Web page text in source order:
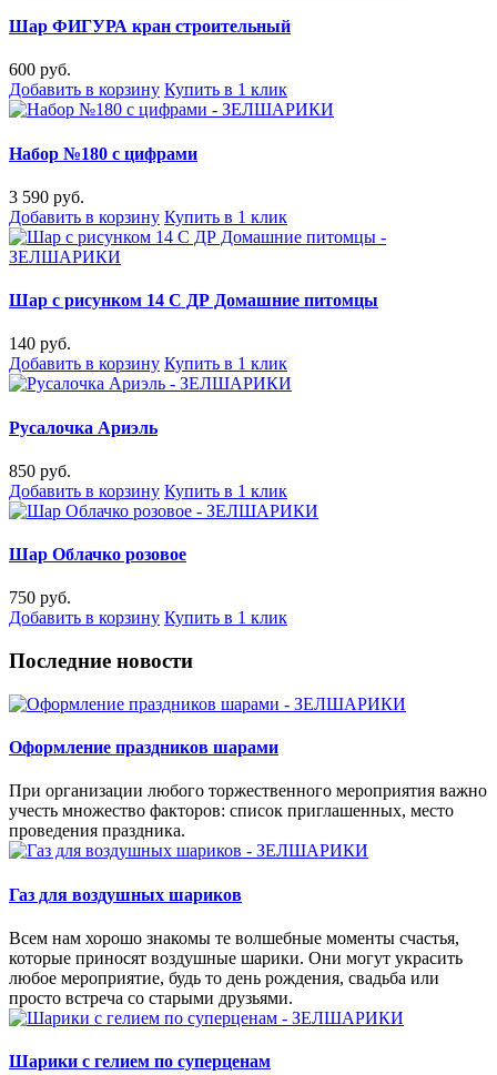
Шар ФИГУРА кран строительный
600 руб.
Добавить в корзину Купить в 1 клик
Набор №180 с цифрами
3 590 руб.
Добавить в корзину Купить в 1 клик
Шар с рисунком 14 С ДР Домашние питомцы
140 руб.
Добавить в корзину Купить в 1 клик
Русалочка Ариэль
850 руб.
Добавить в корзину Купить в 1 клик
Шар Облачко розовое
750 руб.
Добавить в корзину Купить в 1 клик
Последние новости
Оформление праздников шарами
При организации любого торжественного мероприятия важно
учесть множество факторов: список приглашенных, место
проведения праздника.
Газ для воздушных шариков
Всем нам хорошо знакомы те волшебные моменты счастья,
которые приносят воздушные шарики. Они могут украсить
любое мероприятие, будь то день рождения, свадьба или
просто встреча со старыми друзьями.
Шарики с гелием по суперценам